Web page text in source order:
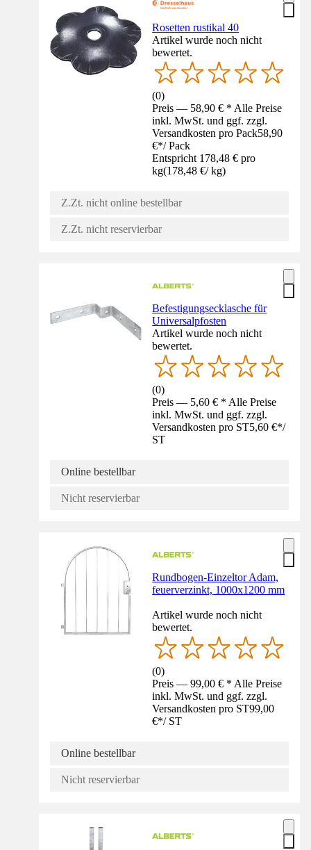
Rosetten rustikal 40
Artikel wurde noch nicht
bewertet.
(0)
Preis — 58,90 € * Alle Preise
inkl. MwSt. und ggf. zzgl.
Versandkosten pro Pack58,90
€*/ Pack
Entspricht 178,48 € pro
kg(178,48 €/ kg)
Z.Zt. nicht online bestellbar
Z.Zt. nicht reservierbar
Befestigungsecklasche für
Universalpfosten
Artikel wurde noch nicht
bewertet.
(0)
Preis — 5,60 € * Alle Preise
inkl. MwSt. und ggf. zzgl.
Versandkosten pro ST5,60 €*/
ST
Online bestellbar
Nicht reservierbar
Rundbogen-Einzeltor Adam,
feuerverzinkt, 1000x1200 mm
Artikel wurde noch nicht
bewertet.
(0)
Preis — 99,00 € * Alle Preise
inkl. MwSt. und ggf. zzgl.
Versandkosten pro ST99,00
€*/ ST
Online bestellbar
Nicht reservierbar